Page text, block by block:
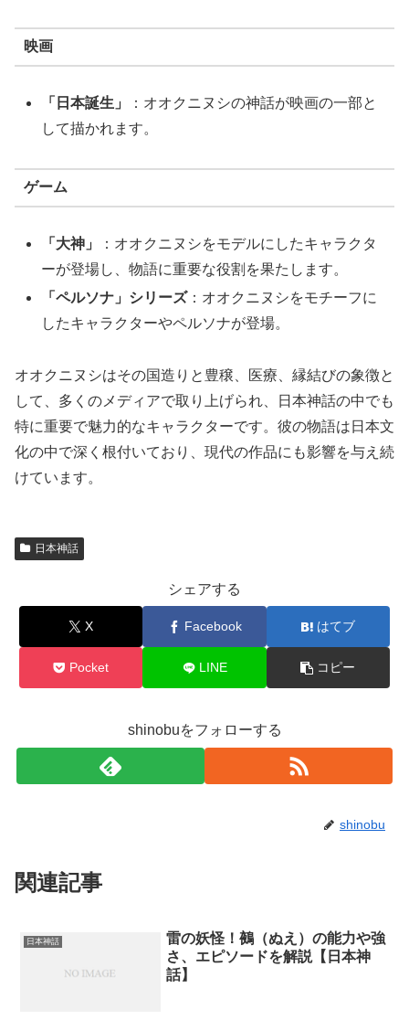
映画
「日本誕生」
：オオクニヌシの神話が映画の一部と
して描かれます。
ゲーム
「大神」
：オオクニヌシをモデルにしたキャラクタ
ーが登場し、物語に重要な役割を果たします。
「ペルソナ」シリーズ：オオクニヌシをモチーフに
したキャラクターやペルソナが登場。
オオクニヌシはその国造りと豊穣、医療、縁結びの象徴と
して、多くのメディアで取り上げられ、日本神話の中でも
特に重要で魅力的なキャラクターです。彼の物語は日本文
化の中で深く根付いており、現代の作品にも影響を与え続
けています。
日本神話
シェアする
X Facebook はてブ
Pocket LINE コピー
shinobuをフォローする
shinobu
関連記事
日本神話
雷の妖怪！鵺（ぬえ）の能力や強
さ、エピソードを解説【日本神
話】